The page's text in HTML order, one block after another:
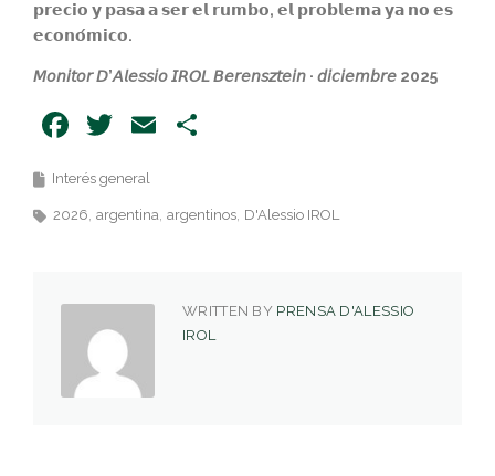
𝗽𝗿𝗲𝗰𝗶𝗼 𝘆 𝗽𝗮𝘀𝗮 𝗮 𝘀𝗲𝗿 𝗲𝗹 𝗿𝘂𝗺𝗯𝗼, 𝗲𝗹 𝗽𝗿𝗼𝗯𝗹𝗲𝗺𝗮 𝘆𝗮 𝗻𝗼 𝗲𝘀
𝗲𝗰𝗼𝗻𝗼́𝗺𝗶𝗰𝗼.
𝘔𝘰𝘯𝘪𝘵𝘰𝘳 𝘋’𝘈𝘭𝘦𝘴𝘴𝘪𝘰 𝘐𝘙𝘖𝘓 𝘉𝘦𝘳𝘦𝘯𝘴𝘻𝘵𝘦𝘪𝘯 · 𝘥𝘪𝘤𝘪𝘦𝘮𝘣𝘳𝘦 2025
Facebook
Twitter
Email
Interés general
2026 argentina argentinos D'Alessio IROL
WRITTEN BY PRENSA D'ALESSIO
IROL